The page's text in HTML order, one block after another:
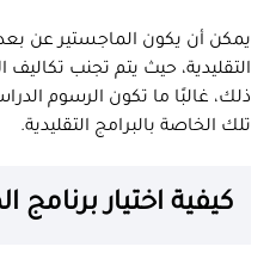
يمكن أن يكون الماجستير عن بعد
التقليدية، حيث يتم تجنب تكاليف
ذلك، غالبًا ما تكون الرسوم
تلك الخاصة بالبرامج التقليدية.
كيفية اختيار